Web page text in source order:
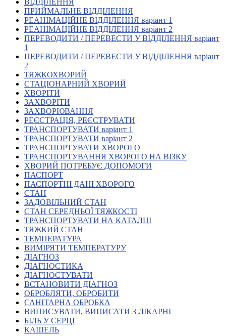
Важлива інформація
Благодійні справи
Історія глухих
Коронавірус
Брифінги
Офіційна інформація
Про УТОГ
Керівництво УТОГ
Громадські ради УТОГ ⩺
Всеукраїнська Рада голів обласних
організацій УТОГ
Всеукраїнська Рада ветеранів УТОГ
Всеукраїнська Рада перекладачів жестової
мови УТОГ
Всеукраїнська Рада директорів УТОГ
Молодіжні лідери УТОГ
Ветерани УТОГ
Мережа УТОГ
Підприємства УТОГ
Рекорди УТОГ
Видання УТОГ
Звіти
Посилання сторінок УТОГ
Контакти
Навчальні програми
Дошкільна освіта
Загальна освіта
Для абітурієнтів
Уроки
Українська жестова мова
ВІДДІЛЕННЯ
ПРИЙМАЛЬНЕ ВІДДІЛЕННЯ
РЕАНІМАЦІЙНЕ ВІДДІЛЕННЯ варіант 1
РЕАНІМАЦІЙНЕ ВІДДІЛЕННЯ варіант 2
ПЕРЕВОДИТИ / ПЕРЕВЕСТИ У ВІДДІЛЕННЯ варіант
1
ПЕРЕВОДИТИ / ПЕРЕВЕСТИ У ВІДДІЛЕННЯ варіант
2
ТЯЖКОХВОРИЙ
СТАЦІОНАРНИЙ ХВОРИЙ
ХВОРІТИ
ЗАХВОРІТИ
ЗАХВОРЮВАННЯ
РЕЄСТРАЦІЯ, РЕЄСТРУВАТИ
ТРАНСПОРТУВАТИ варіант 1
ТРАНСПОРТУВАТИ варіант 2
ТРАНСПОРТУВАТИ ХВОРОГО
ТРАНСПОРТУВАННЯ ХВОРОГО НА ВІЗКУ
ХВОРИЙ ПОТРЕБУЄ ДОПОМОГИ
ПАСПОРТ
ПАСПОРТНІ ДАНІ ХВОРОГО
СТАН
ЗАДОВІЛЬНИЙ СТАН
СТАН СЕРЕДНЬОЇ ТЯЖКОСТІ
ТРАНСПОРТУВАТИ НА КАТАЛЦІ
ТЯЖКИЙ СТАН
ТЕМПЕРАТУРА
ВИМІРЯТИ ТЕМПЕРАТУРУ
ДІАГНОЗ
ДІАГНОСТИКА
ДІАГНОСТУВАТИ
ВСТАНОВИТИ ДІАГНОЗ
ОБРОБЛЯТИ, ОБРОБИТИ
САНІТАРНА ОБРОБКА
ВИПИСУВАТИ, ВИПИСАТИ З ЛІКАРНІ
БІЛЬ У СЕРЦІ
КАШЕЛЬ